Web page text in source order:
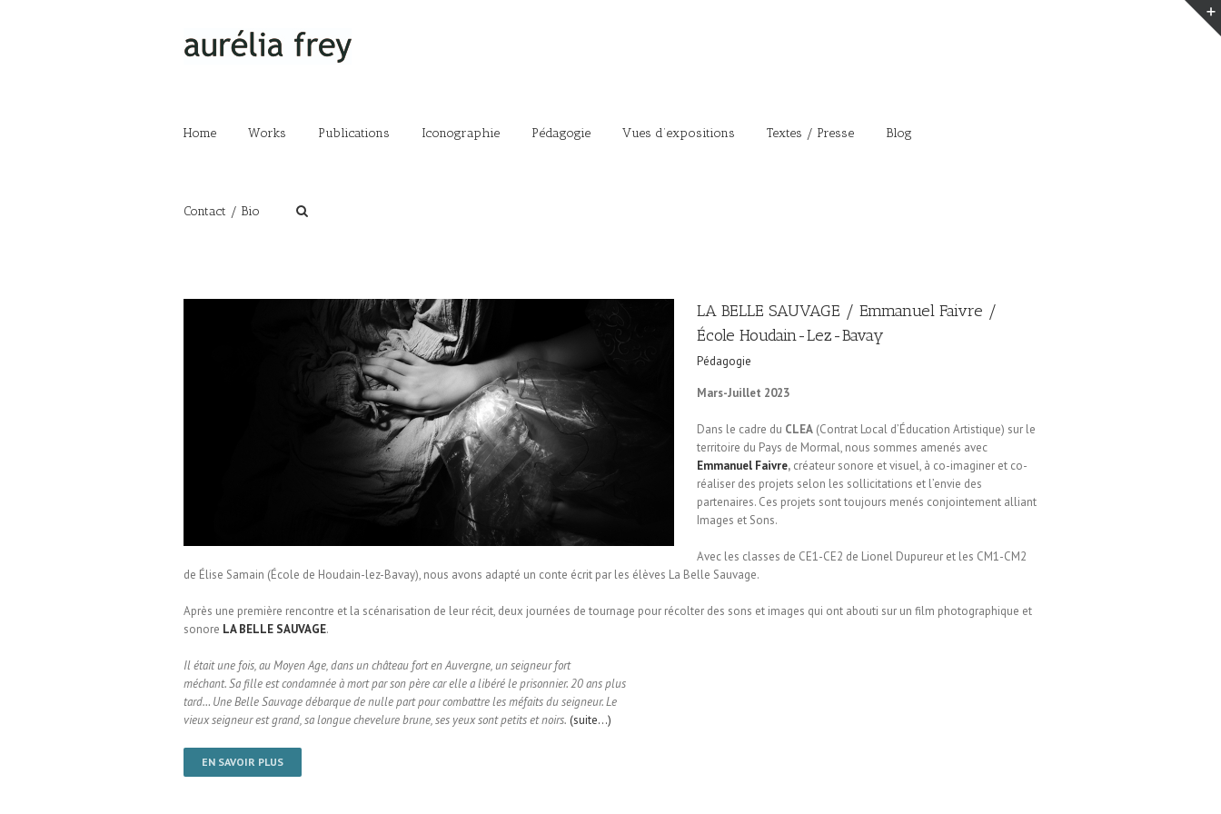
Home Works Publications Iconographie Pédagogie Vues d’expositions Textes / Presse Blog
Contact / Bio
LA BELLE SAUVAGE / Emmanuel Faivre /
École Houdain-Lez-Bavay
Pédagogie
Mars-Juillet 2023
Dans le cadre du CLEA (Contrat Local d’Éducation Artistique) sur le
territoire du Pays de Mormal, nous sommes amenés avec
Emmanuel Faivre, créateur sonore et visuel, à co-imaginer et co-
réaliser des projets selon les sollicitations et l’envie des
partenaires. Ces projets sont toujours menés conjointement alliant
Images et Sons.
Avec les classes de CE1-CE2 de Lionel Dupureur et les CM1-CM2
de Élise Samain (École de Houdain-lez-Bavay), nous avons adapté un conte écrit par les élèves La Belle Sauvage.
Après une première rencontre et la scénarisation de leur récit, deux journées de tournage pour récolter des sons et images qui ont abouti sur un film photographique et
sonore LA BELLE SAUVAGE.
Il était une fois, au Moyen Age, dans un château fort en Auvergne, un seigneur fort
méchant. Sa fille est condamnée à mort par son père car elle a libéré le prisonnier. 20 ans plus
tard… Une Belle Sauvage débarque de nulle part pour combattre les méfaits du seigneur. Le
vieux seigneur est grand, sa longue chevelure brune, ses yeux sont petits et noirs. (suite…)
EN SAVOIR PLUS